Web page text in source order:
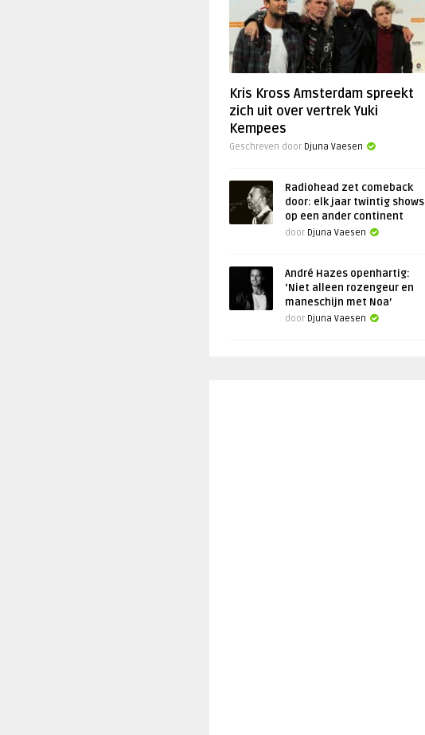
Kris Kross Amsterdam spreekt
zich uit over vertrek Yuki
Kempees
Geschreven door Djuna Vaesen
Radiohead zet comeback
door: elk jaar twintig shows
op een ander continent
door Djuna Vaesen
André Hazes openhartig:
‘Niet alleen rozengeur en
maneschijn met Noa’
door Djuna Vaesen